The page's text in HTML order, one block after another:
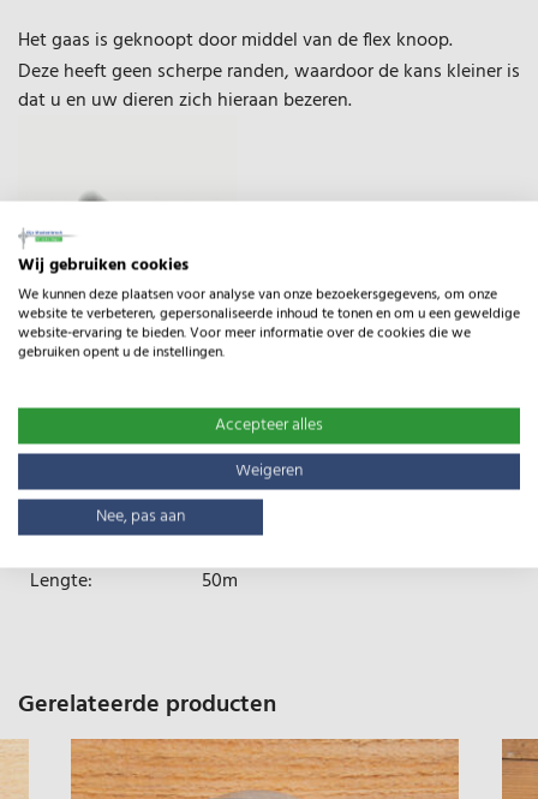
Het gaas is geknoopt door middel van de flex knoop.
Deze heeft geen scherpe randen, waardoor de kans kleiner is
dat u en uw dieren zich hieraan bezeren.
Specificaties
Type:
HT13/190/8
Gewicht:
88kg
Lengte:
50m
Gerelateerde producten
Wij gebruiken cookies
We kunnen deze plaatsen voor analyse van onze bezoekersgegevens, om onze
website te verbeteren, gepersonaliseerde inhoud te tonen en om u een geweldige
website-ervaring te bieden. Voor meer informatie over de cookies die we
gebruiken opent u de instellingen.
Accepteer alles
Weigeren
Nee, pas aan